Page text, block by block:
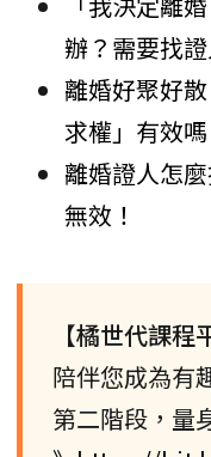
辦？需要找
離婚好聚好
求權」有效
離婚證人怎
無效！
【橘世代課程
陪伴您成為有
第二階段，量